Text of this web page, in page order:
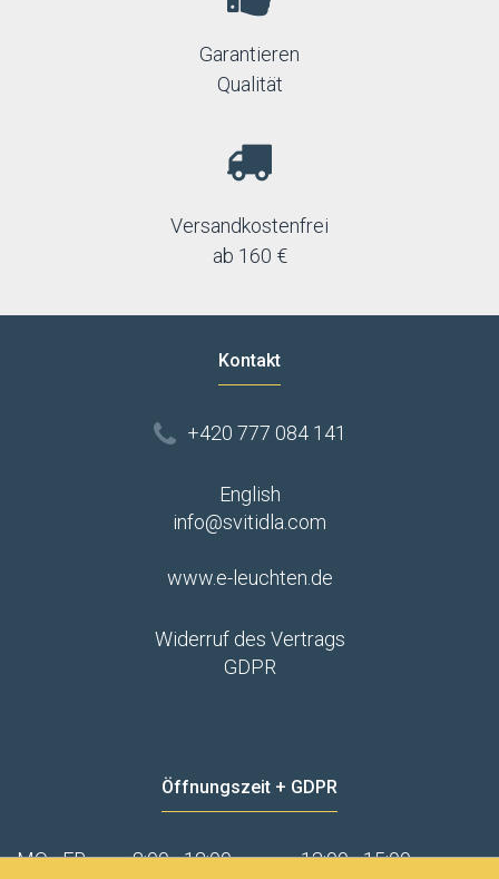
Garantieren
Qualität
Versandkostenfrei
ab 160 €
Kontakt
+420 777 084 141
English
info@svitidla.com
www.e-leuchten.de
Widerruf des Vertrags
GDPR
Öffnungszeit + GDPR
MO - FR 8:00 - 12:00 13:00 - 15:00